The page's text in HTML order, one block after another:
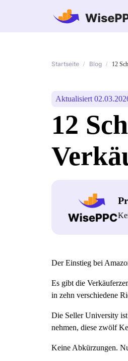
Startseite / Blog / 12
Aktualisiert
12
Der Einstieg bei
Es gibt die
in zehn verschiedene
Die Seller University
nehmen, diese zwölf
Keine Abkürzungen.